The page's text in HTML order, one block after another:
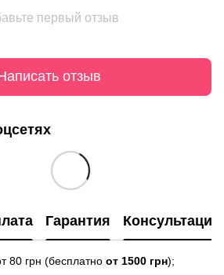
первый отзыв
отзыв
Гарантия Консультация
80 грн (бесплатно от 1500 грн);